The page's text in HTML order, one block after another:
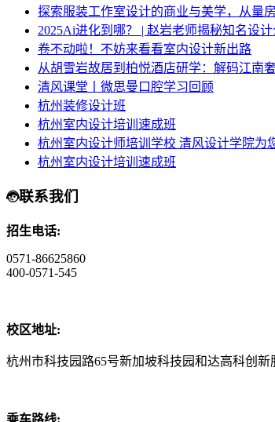
探索服装工作室设计的商业与美学，从量
2025Ai进化到哪？ | 赵岩老师揭秘知名设计
卷不动啦！不妨来看看室内设计新出路
从胡雪岩故居到柏悦酒店研学：解码江南
清风课堂丨微思曼口腔学习回顾
杭州装修设计班
杭州室内设计培训速成班
杭州室内设计师培训学校 清风设计学院为
杭州室内设计培训速成班
联系我们
招生电话:
0571-86625860
400-0571-545
校区地址:
杭州市科技园路65号新加坡科技园和达高科创新
乘车路线: